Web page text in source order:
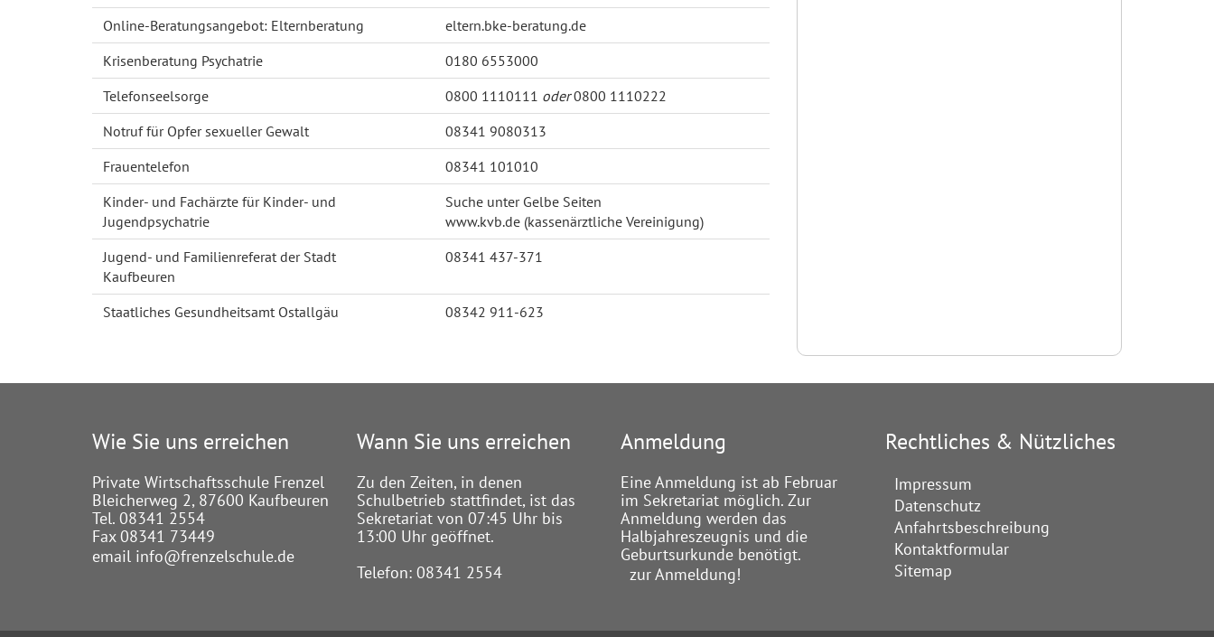
Online-Beratungsangebot: Elternberatung
eltern.bke-beratung.de
Krisenberatung Psychatrie
0180 6553000
Telefonseelsorge
0800 1110111 oder0800 1110222
Notruf für Opfer sexueller Gewalt
08341 9080313
Frauentelefon
08341 101010
Kinder- und Fachärzte für Kinder- und
Jugendpsychatrie
Suche unter Gelbe Seiten
www.kvb.de (kassenärztliche Vereinigung)
Jugend- und Familienreferat der Stadt
Kaufbeuren
08341 437-371
Staatliches Gesundheitsamt Ostallgäu 08342 911-623
Wie Sie uns erreichen
Private Wirtschaftsschule Frenzel
Bleicherweg 2, 87600 Kaufbeuren
Tel. 08341 2554
Fax 08341 73449
email info@frenzelschule.de
Wann Sie uns erreichen
Zu den Zeiten, in denen
Schulbetrieb stattfindet, ist das
Sekretariat von 07:45 Uhr bis
13:00 Uhr geöffnet.
Telefon: 08341 2554
Anmeldung
Eine Anmeldung ist ab Februar
im Sekretariat möglich. Zur
Anmeldung werden das
Halbjahreszeugnis und die
Geburtsurkunde benötigt.
zur Anmeldung!
Rechtliches & Nützliches
Impressum
Datenschutz
Anfahrtsbeschreibung
Kontaktformular
Sitemap